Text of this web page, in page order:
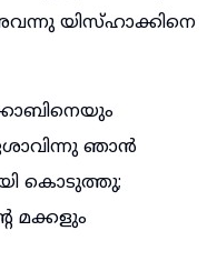
യിസ്ഹാക്കിനെ
ഞാൻ
കൊടുത്തു;
മക്കളും